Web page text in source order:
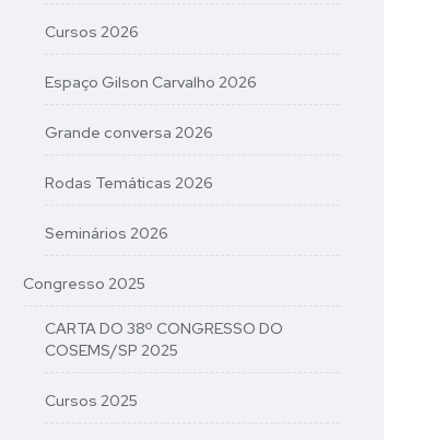
Cursos 2026
Espaço Gilson Carvalho 2026
Grande conversa 2026
Rodas Temáticas 2026
Seminários 2026
Congresso 2025
CARTA DO 38º CONGRESSO DO
COSEMS/SP 2025
Cursos 2025